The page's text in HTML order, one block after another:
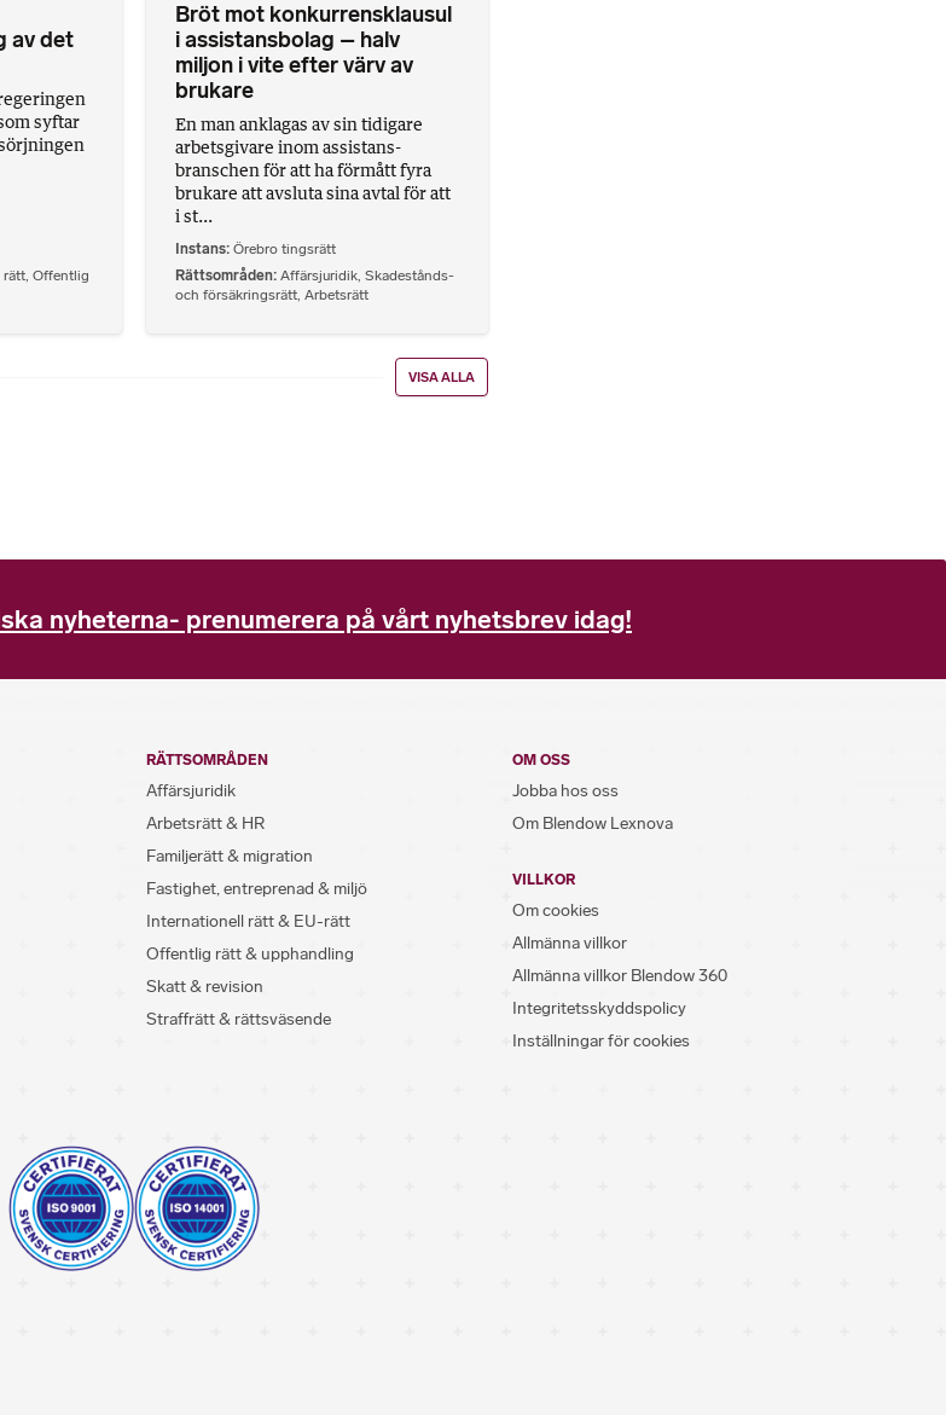
av det
syftar
rätt, Offentlig
Bröt mot konkurrensklausul
i assistansbolag – halv
miljon i vite efter värv av
brukare
En man anklagas av sin tidigare
arbetsgivare inom assistans-
branschen för att ha förmått fyra
brukare att avsluta sina avtal för att
i st...
Instans Örebro tingsrätt
Rättsområden Affärsjuridik Skadestånds-
och försäkringsrätt Arbetsrätt
VISA ALLA
nyheterna- prenumerera på vårt nyhetsbrev idag!
RÄTTSOMRÅDEN
Affärsjuridik
Arbetsrätt & HR
Familjerätt & migration
Fastighet, entreprenad & miljö
Internationell rätt & EU-rätt
Offentlig rätt & upphandling
Skatt & revision
Straffrätt & rättsväsende
OM OSS
Jobba hos oss
Om Blendow Lexnova
VILLKOR
Om cookies
Allmänna villkor
Allmänna villkor Blendow 360
Integritetsskyddspolicy
Inställningar för cookies